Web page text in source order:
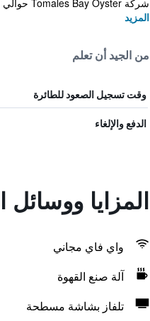
شركة Tomales Bay Oyster حوالي 48.3 كم فقط. ت...
المزيد
من الجيد أن تعلم
وقت تسجيل الصعود للطائرة
الدفع والإلغاء
المزايا
واي فاي مجاني
آلة صنع القهوة
تلفاز بشاشة مسطحة